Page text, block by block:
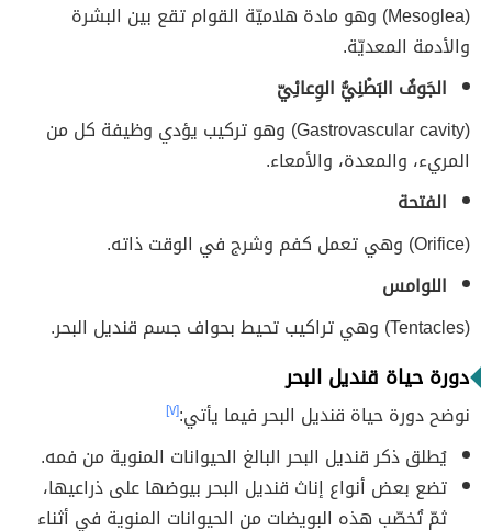
(Mesoglea) وهو مادة هلاميّة القوام تقع بين البشرة
والأدمة المعديّة.
الجَوفُ البَطْنِيُّ الوِعائِيّ
(Gastrovascular cavity) وهو تركيب يؤدي وظيفة كل من
المريء، والمعدة، والأمعاء.
الفتحة
(Orifice) وهي تعمل كفم وشرج في الوقت ذاته.
اللوامس
(Tentacles) وهي تراكيب تحيط بحواف جسم قنديل البحر.
دورة حياة قنديل البحر
نوضح دورة حياة قنديل البحر فيما يأتي:[٧]
يُطلق ذكر قنديل البحر البالغ الحيوانات المنوية من فمه.
تضع بعض أنواع إناث قنديل البحر بيوضها على ذراعيها،
ثمّ تُخصّب هذه البويضات من الحيوانات المنوية في أثناء